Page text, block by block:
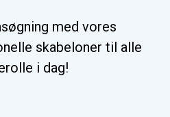
med vores
skabeloner til alle
i dag!